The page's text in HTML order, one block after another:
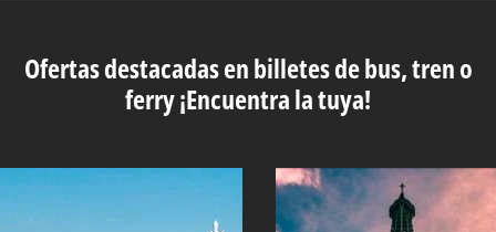
Ofertas destacadas en billetes de bus, tren o
ferry ¡Encuentra la tuya!